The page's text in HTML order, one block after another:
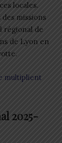
locales.
missions
régional de
de Lyon en
multiplient
2025-